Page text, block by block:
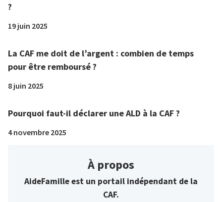
?
19 juin 2025
La CAF me doit de l’argent : combien de temps
pour être remboursé ?
8 juin 2025
Pourquoi faut-il déclarer une ALD à la CAF ?
4 novembre 2025
À propos
AideFamille est un portail indépendant de la
CAF.